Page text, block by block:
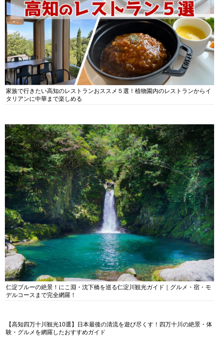
家族で行きたい高知のレストランおススメ５選！植物園内のレストランからイ
タリアンに中華まで楽しめる
仁淀ブルーの絶景！にこ淵・沈下橋を巡る仁淀川観光ガイド｜グルメ・宿・モ
デルコースまで完全網羅！
【高知四万十川観光10選】日本最後の清流を遊び尽くす！四万十川の絶景・体
験・グルメを網羅したおすすめガイド